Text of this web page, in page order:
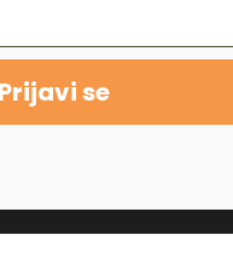
Prijavi se